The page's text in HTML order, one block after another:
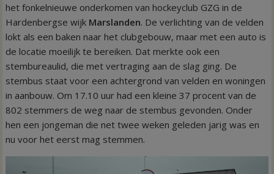
het fonkelnieuwe onderkomen van hockeyclub GZG in de
Hardenbergse wijk Marslanden. De verlichting van de velden
lokt als een baken naar het clubgebouw, maar met een auto is
de locatie moeilijk te bereiken. Dat merkte ook een
stembureaulid, die met vertraging aan de slag ging. De
stembus staat voor een achtergrond van velden en woningen
in aanbouw. Om 17.10 uur had een kleine 37 procent van de
802 stemmers de weg naar de stembus gevonden. Onder
hen een jongeman die net twee weken geleden jarig was en
nu voor het eerst mag stemmen.